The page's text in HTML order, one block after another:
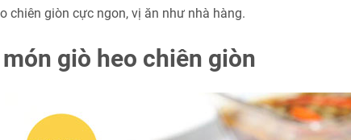
chiên giòn cực ngon, vị ăn như nhà hàng.
giò heo chiên giòn